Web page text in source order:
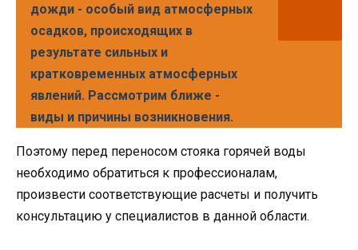
дожди - особый вид атмосферных
осадков, происходящих в
результате сильных и
кратковременных атмосферных
явлений. Рассмотрим ближе -
виды и причины возникновения.
Поэтому перед переносом стояка горячей воды
необходимо обратиться к профессионалам,
произвести соответствующие расчеты и получить
консультацию у специалистов в данной области.